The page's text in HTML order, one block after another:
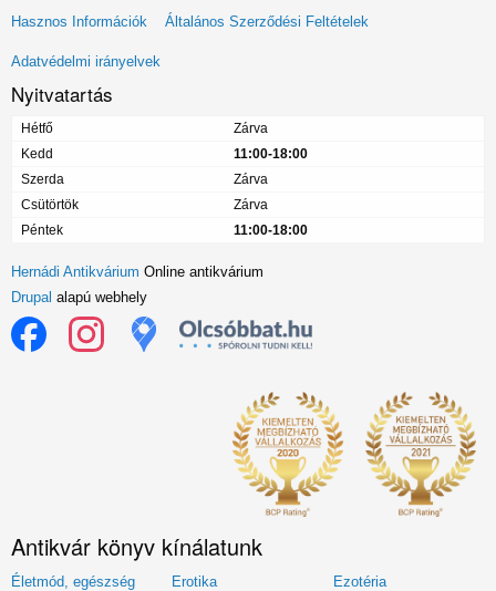
Lábléc
menü
Hasznos Információk Általános Szerződési Feltételek
Adatvédelmi irányelvek
Nyitvatartás
Hétfő
Zárva
Kedd
11:00-18:00
Szerda
Zárva
Csütörtök
Zárva
Péntek
11:00-18:00
Hernádi Antikvárium Online antikvárium
Drupal alapú webhely
Antikvár könyv kínálatunk
Életmód, egészség Erotika
Ezotéria